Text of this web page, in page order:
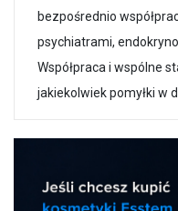
bezpośrednio
psychiatrami,
Współpraca i wspólne
jakiekolwiek pomyłki w